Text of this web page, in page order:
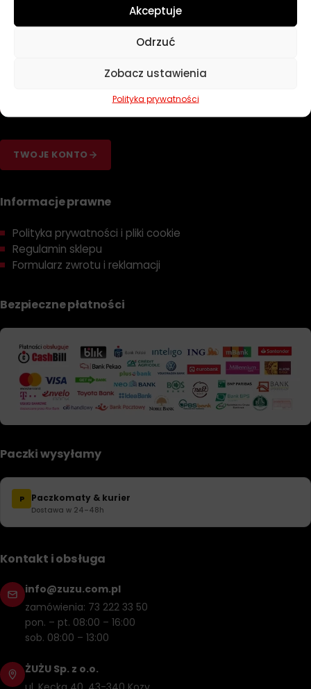
Akceptuje
Odrzuć
Zobacz ustawienia
Polityka prywatności
Akcesoria
TWOJE KONTO
Informacje prawne
Polityka prywatności i pliki cookie
Regulamin sklepu
Formularz zwrotu i reklamacji
Bezpieczne płatności
Paczki wysyłamy
P Paczkomaty & kurier
Dostawa w 24–48h
Kontakt i obsługa
info@zuzu.com.pl
zamówienia: 73 222 33 50
pon. – pt. 08:00 – 16:00
sob. 08:00 – 13:00
ŻUŻU Sp. z o.o.